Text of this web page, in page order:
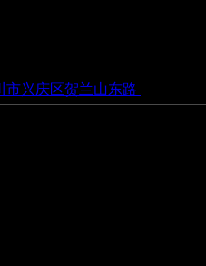
市兴庆区贺兰山东路